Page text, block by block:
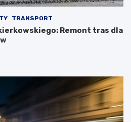
TRANSPORT
Remont tras dla